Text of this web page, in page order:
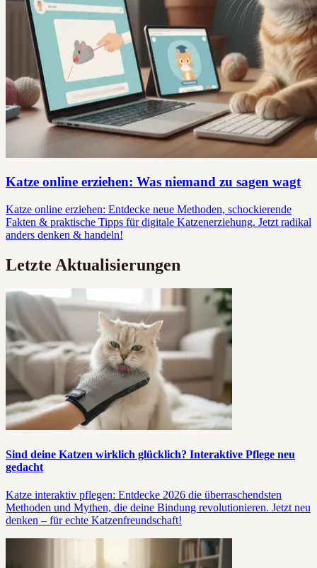
Katze online erziehen: Was niemand zu sagen wagt
Katze online erziehen: Entdecke neue Methoden, schockierende
Fakten & praktische Tipps für digitale Katzenerziehung. Jetzt radikal
anders denken & handeln!
Letzte Aktualisierungen
Sind deine Katzen wirklich glücklich? Interaktive Pflege neu
gedacht
Katze interaktiv pflegen: Entdecke 2026 die überraschendsten
Methoden und Mythen, die deine Bindung revolutionieren. Jetzt neu
denken – für echte Katzenfreundschaft!